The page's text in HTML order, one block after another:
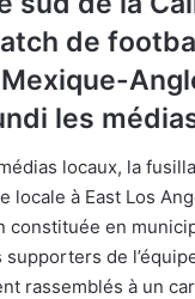
de
les
locaux, la
locale à East Los
constituée en
supporters de
rassemblés à un